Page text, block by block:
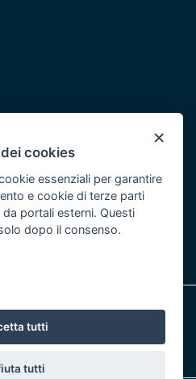
×
cookies
essenziali per garantire
e cookie di terze parti
portali esterni. Questi
dopo il consenso.
tutti
tutti